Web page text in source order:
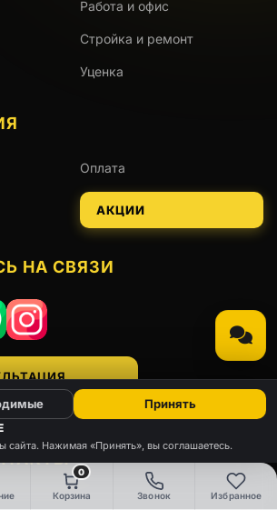
0
Корзина Звонок Избранное
Работа и офис
Стройка и ремонт
Уценка
Оплата
АКЦИИ
НА СВЯЗИ
Instagram
сайта. Нажимая «Принять», вы соглашаетесь.
Принять